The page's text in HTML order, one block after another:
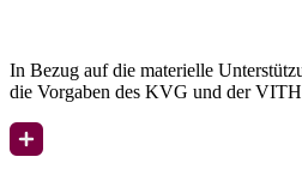
In Bezug auf die materielle
die Vorgaben des KVG und der